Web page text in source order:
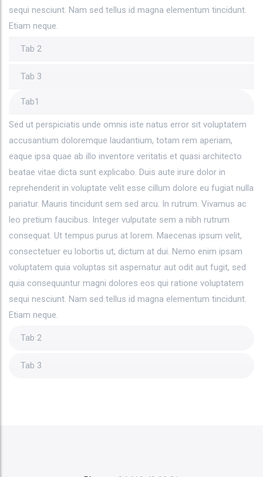
sequi nesciunt. Nam sed tellus id magna elementum tincidunt.
Etiam neque.
Tab 2
Tab 3
Tab1
Sed ut perspiciatis unde omnis iste natus error sit voluptatem
accusantium doloremque laudantium, totam rem aperiam,
eaque ipsa quae ab illo inventore veritatis et quasi architecto
beatae vitae dicta sunt explicabo. Duis aute irure dolor in
reprehenderit in voluptate velit esse cillum dolore eu fugiat nulla
pariatur. Mauris tincidunt sem sed arcu. In rutrum. Vivamus ac
leo pretium faucibus. Integer vulputate sem a nibh rutrum
consequat. Ut tempus purus at lorem. Maecenas ipsum velit,
consectetuer eu lobortis ut, dictum at dui. Nemo enim ipsam
voluptatem quia voluptas sit aspernatur aut odit aut fugit, sed
quia consequuntur magni dolores eos qui ratione voluptatem
sequi nesciunt. Nam sed tellus id magna elementum tincidunt.
Etiam neque.
Tab 2
Tab 3